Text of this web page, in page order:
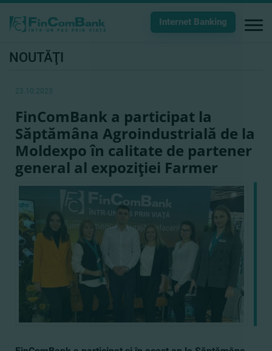
Internet Banking
NOUTĂŢI
23.10.2023
FinComBank a participat la
Săptămâna Agroindustrială de la
Moldexpo în calitate de partener
general al expoziţiei Farmer